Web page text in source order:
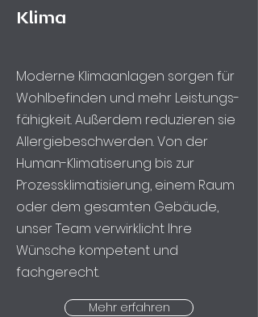
Klima
Moderne Klima­anlagen sorgen für
Wohl­befinden und mehr Leistungs­
fähigkeit. Außerdem reduzieren sie
Allergie­beschwerden. Von der
Human-Klimatiserung bis zur
Prozessklimatisierung, einem Raum
oder dem gesamten Gebäude,
unser Team verwirklicht Ihre
Wünsche kompetent und
fachgerecht.
Mehr erfahren